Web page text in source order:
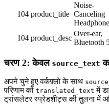
104 product_title
Noise-
Canceling
104 product_desc
Over-ear,
Bluetooth
चरण 2: केवल source_text
अपने चुने हुए वर्कफ़्लो के साथ
परिणाम को translated_text में
ट्रांसलेटर स्प्रेडशीट्स की तुलना में